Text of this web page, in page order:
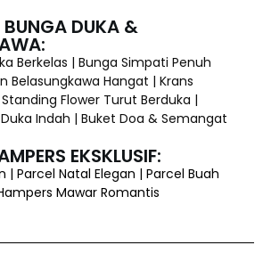
DUKA &
Berkelas | Bunga Simpati Penuh
Belasungkawa Hangat | Krans
Flower Turut Berduka |
Indah | Buket Doa & Semangat
EKSKLUSIF:
| Parcel Natal Elegan | Parcel Buah
Mawar Romantis